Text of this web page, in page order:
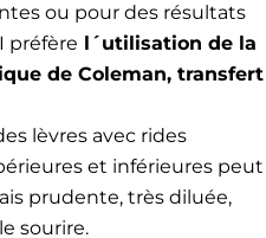
ou pour des résultats
préfère l´utilisation de la
de Coleman, transfert
lèvres avec rides
et inférieures peut
prudente, très diluée,
sourire.